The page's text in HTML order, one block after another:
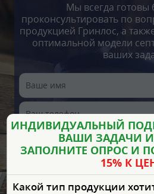
Мы всегда готовы
проконсультировать по
продукцией Гринлос, а
оптимальной модели
ваших
ИНДИВИДУАЛЬНЫЙ
ВАШИ ЗАДАЧИ
ЗАПОЛНИТЕ ОПРОС И
15% К
Какой тип продукции